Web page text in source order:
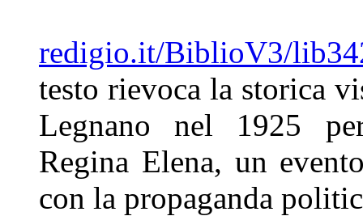
redigio.it/BiblioV3/
testo rievoca la storica
Legnano nel 1925
Regina Elena, un
con la propaganda